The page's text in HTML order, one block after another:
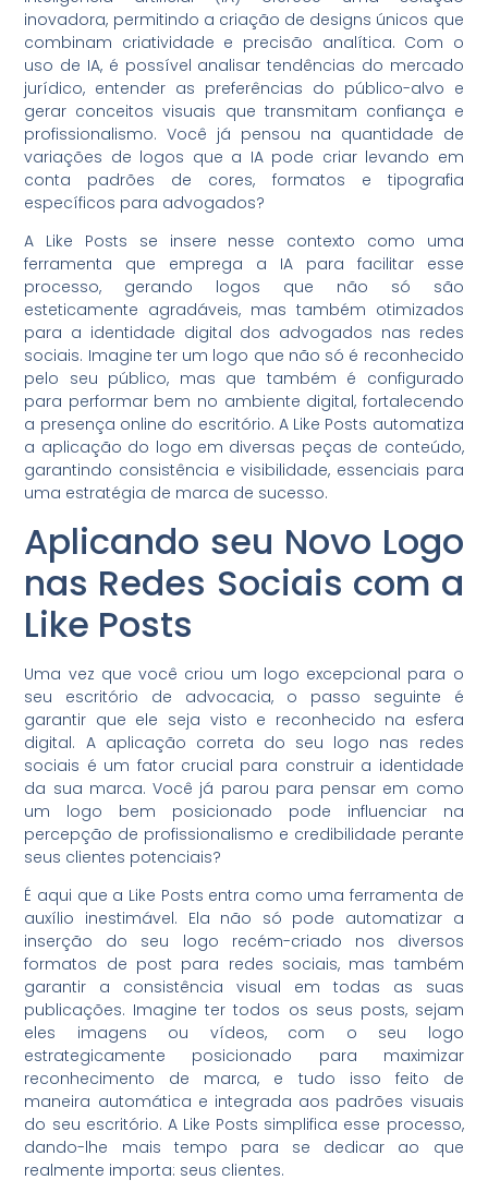
inovadora, permitindo a criação de designs únicos que
combinam criatividade e precisão analítica. Com o
uso de IA, é possível analisar tendências do mercado
jurídico, entender as preferências do público-alvo e
gerar conceitos visuais que transmitam confiança e
profissionalismo. Você já pensou na quantidade de
variações de logos que a IA pode criar levando em
conta padrões de cores, formatos e tipografia
específicos para advogados?
A Like Posts se insere nesse contexto como uma
ferramenta que emprega a IA para facilitar esse
processo, gerando logos que não só são
esteticamente agradáveis, mas também otimizados
para a identidade digital dos advogados nas redes
sociais. Imagine ter um logo que não só é reconhecido
pelo seu público, mas que também é configurado
para performar bem no ambiente digital, fortalecendo
a presença online do escritório. A Like Posts automatiza
a aplicação do logo em diversas peças de conteúdo,
garantindo consistência e visibilidade, essenciais para
uma estratégia de marca de sucesso.
Aplicando seu Novo Logo
nas Redes Sociais com a
Like Posts
Uma vez que você criou um logo excepcional para o
seu escritório de advocacia, o passo seguinte é
garantir que ele seja visto e reconhecido na esfera
digital. A aplicação correta do seu logo nas redes
sociais é um fator crucial para construir a identidade
da sua marca. Você já parou para pensar em como
um logo bem posicionado pode influenciar na
percepção de profissionalismo e credibilidade perante
seus clientes potenciais?
É aqui que a Like Posts entra como uma ferramenta de
auxílio inestimável. Ela não só pode automatizar a
inserção do seu logo recém-criado nos diversos
formatos de post para redes sociais, mas também
garantir a consistência visual em todas as suas
publicações. Imagine ter todos os seus posts, sejam
eles imagens ou vídeos, com o seu logo
estrategicamente posicionado para maximizar
reconhecimento de marca, e tudo isso feito de
maneira automática e integrada aos padrões visuais
do seu escritório. A Like Posts simplifica esse processo,
dando-lhe mais tempo para se dedicar ao que
realmente importa: seus clientes.